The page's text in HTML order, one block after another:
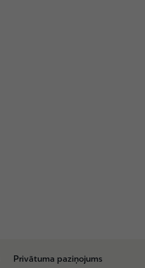
Privātuma paziņojums